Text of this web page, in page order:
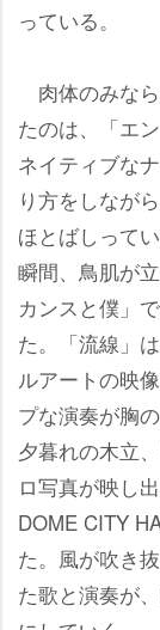
っている。
肉体のみな
たのは、「エ
ネイティブな
り方をしなが
ほとばしって
瞬間、鳥肌が
カンスと僕」
た。「流線」
ルアートの映
プな演奏が胸
夕暮れの木立
ロ写真が映し
DOME CITY
た。風が吹き
た歌と演奏が